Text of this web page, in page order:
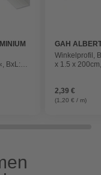
BxL:
GAH
Winkelprofil,
x 1.5 x
2,39 €
(1,20 € / m)